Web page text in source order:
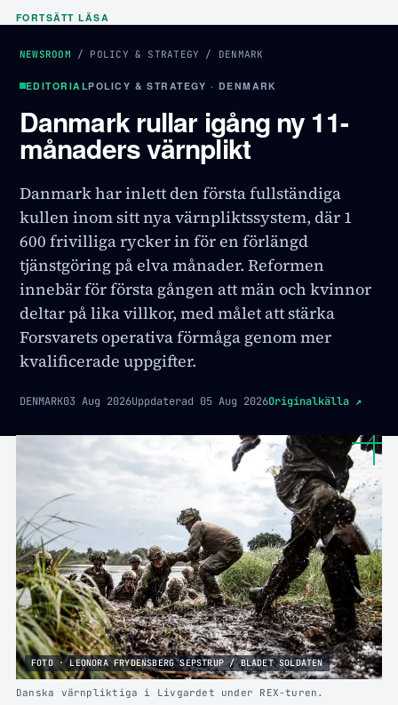
FORTSÄTT LÄSA
NEWSROOM / POLICY & STRATEGY / DENMARK
EDITORIALPOLICY & STRATEGY · DENMARK
Danmark rullar igång ny 11-
månaders värnplikt
Danmark har inlett den första fullständiga
kullen inom sitt nya värnpliktssystem, där 1
600 frivilliga rycker in för en förlängd
tjänstgöring på elva månader. Reformen
innebär för första gången att män och kvinnor
deltar på lika villkor, med målet att stärka
Forsvarets operativa förmåga genom mer
kvalificerade uppgifter.
DENMARK03 Aug 2026Uppdaterad 05 Aug 2026Originalkälla ↗
FOTO · LEONORA FRYDENSBERG SEPSTRUP / BLADET SOLDATEN
Danska värnpliktiga i Livgardet under REX-turen.